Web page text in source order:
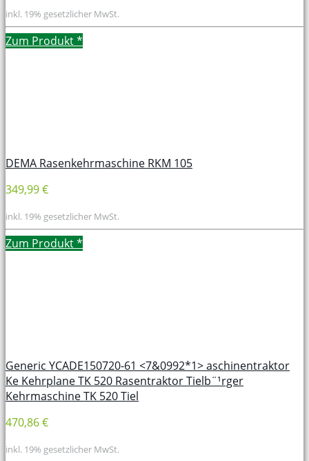
inkl. 19% gesetzlicher MwSt.
Zum Produkt*
DEMA Rasenkehrmaschine RKM 105
349,99 €
inkl. 19% gesetzlicher MwSt.
Zum Produkt*
Generic YCADE150720-61 <7&0992*1> aschinentraktor
Ke Kehrplane TK 520 Rasentraktor Tielb¨¹rger
Kehrmaschine TK 520 Tiel
470,86 €
inkl. 19% gesetzlicher MwSt.